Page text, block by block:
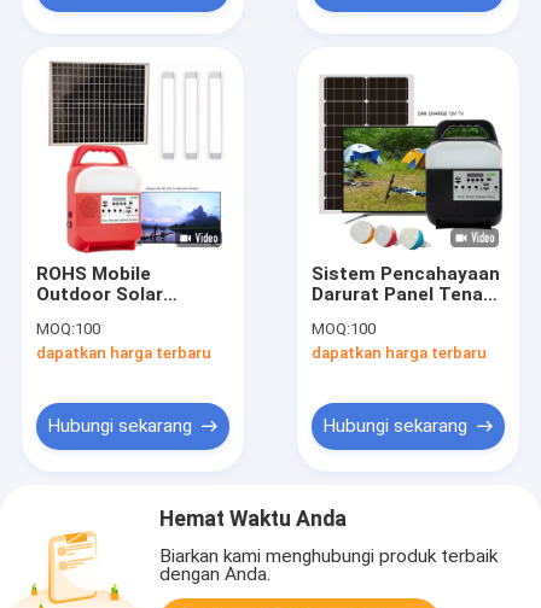
ROHS Mobile
Outdoor Solar
Light Power Led Usb
Charger
MOQ:100
dapatkan harga terbaru
Hubungi sekarang
Sistem Pencahayaan
Darurat Panel Tenaga
Dengan Cahaya
Untuk Rumah
MOQ:100
dapatkan harga terbaru
Hubungi sekarang
Hemat Waktu Anda
Biarkan kami menghubungi produk terbaik
dengan Anda.